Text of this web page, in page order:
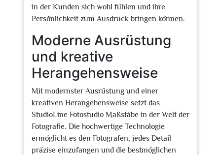
in der Kunden sich wohl fühlen und ihre
Persönlichkeit zum Ausdruck bringen können.
Moderne Ausrüstung
und kreative
Herangehensweise
Mit modernster Ausrüstung und einer
kreativen Herangehensweise setzt das
StudioLine Fotostudio Maßstäbe in der Welt der
Fotografie. Die hochwertige Technologie
ermöglicht es den Fotografen, jedes Detail
präzise einzufangen und die bestmöglichen